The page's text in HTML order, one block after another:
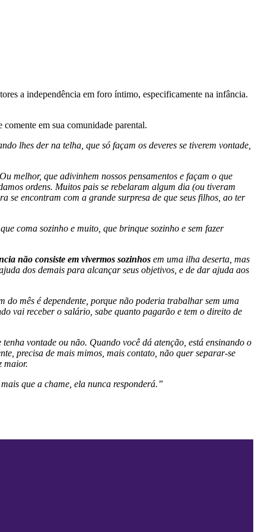
a independência em foro íntimo, especificamente na infância.
em sua comunidade parental.
lhes der na telha, que só façam os deveres se tiverem vontade,
melhor, que adivinhem nossos pensamentos e façam o que
ordens. Muitos pais se rebelaram algum dia (ou tiveram
se encontram com a grande surpresa de que seus filhos, ao ter
coma sozinho e muito, que brinque sozinho e sem fazer
não consiste em vivermos sozinhos em uma ilha deserta, mas
dos demais para alcançar seus objetivos, e de dar ajuda aos
do mês é dependente, porque não poderia trabalhar sem uma
vai receber o salário, sabe quanto pagarão e tem o direito de
vontade ou não. Quando você dá atenção, está ensinando o
precisa de mais mimos, mais contato, não quer separar-se
maior.
que a chame, ela nunca responderá.”